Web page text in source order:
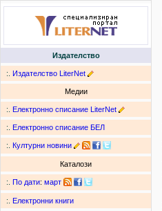
Издателство
:. Издателство LiterNet
Медии
:. Електронно списание LiterNet
:. Електронно списание БЕЛ
:. Културни новини
Каталози
:. По дати: март
:. Електронни книги